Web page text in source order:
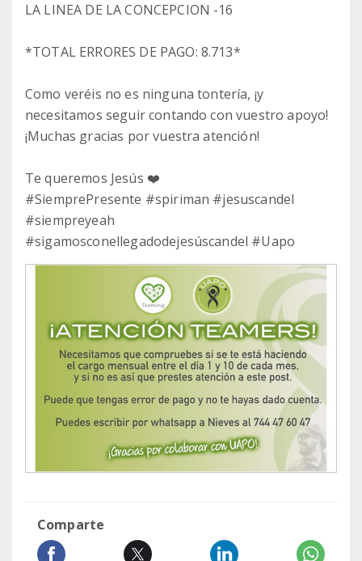
LA LINEA DE LA CONCEPCION -16
*TOTAL ERRORES DE PAGO: 8.713*
Como veréis no es ninguna tontería, ¡y
necesitamos seguir contando con vuestro apoyo!
¡Muchas gracias por vuestra atención!
Te queremos Jesús ❤️
#SiemprePresente #spiriman #jesuscandel
#siempreyeah
#sigamosconellegadodejesúscandel #Uapo
Comparte